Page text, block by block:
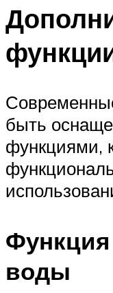
быть
функциями,
воды